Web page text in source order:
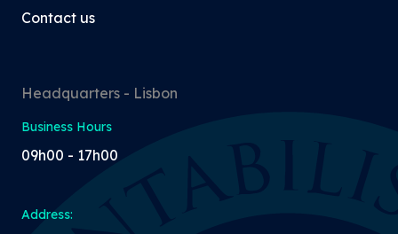
Contact us
Headquarters - Lisbon
Business Hours
09h00 - 17h00
Address: